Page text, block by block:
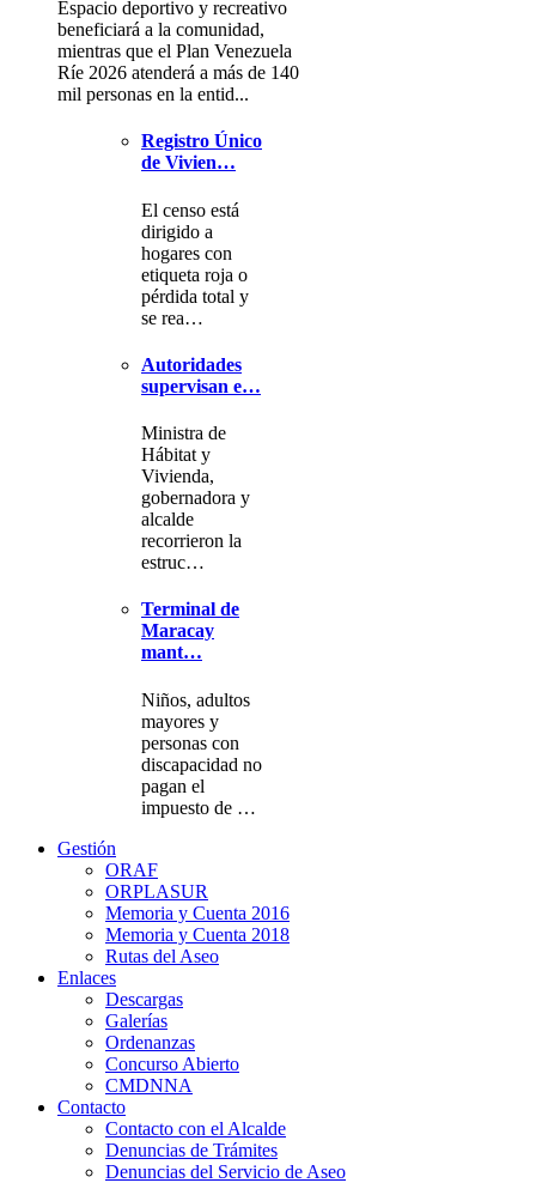
Espacio deportivo y recreativo
beneficiará a la comunidad,
mientras que el Plan Venezuela
Ríe 2026 atenderá a más de 140
mil personas en la entid...
Registro Único
de Vivien…
El censo está
dirigido a
hogares con
etiqueta roja o
pérdida total y
se rea…
Autoridades
supervisan e…
Ministra de
Hábitat y
Vivienda,
gobernadora y
alcalde
recorrieron la
estruc…
Terminal de
Maracay
mant…
Niños, adultos
mayores y
personas con
discapacidad no
pagan el
impuesto de …
Gestión
ORAF
ORPLASUR
Memoria y Cuenta 2016
Memoria y Cuenta 2018
Rutas del Aseo
Enlaces
Descargas
Galerías
Ordenanzas
Concurso Abierto
CMDNNA
Contacto
Contacto con el Alcalde
Denuncias de Trámites
Denuncias del Servicio de Aseo